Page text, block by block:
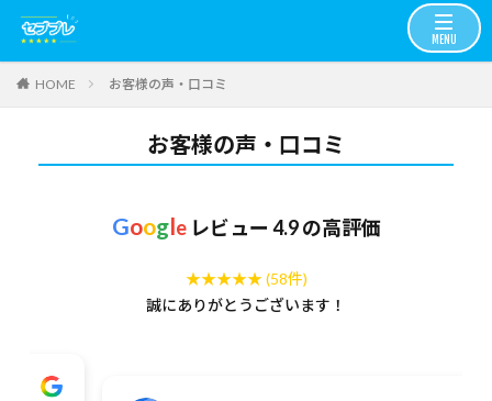
HOME お客様の声・口コミ
お客様の声・口コミ
Google レビュー 4.9 の高評価
★★★★★ (58件)
誠にありがとうございます！